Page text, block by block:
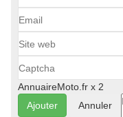
AnnuaireMoto.fr x 2
Annuler